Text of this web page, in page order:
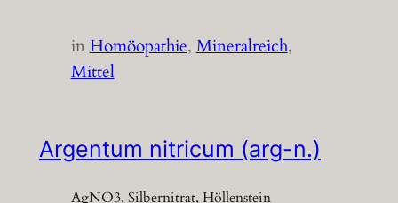
inHomöopathie, Mineralreich
Mittel
Argentum nitricum (arg-n.)
AgNO3, Silbernitrat, Höllenstein